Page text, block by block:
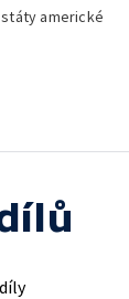
americké